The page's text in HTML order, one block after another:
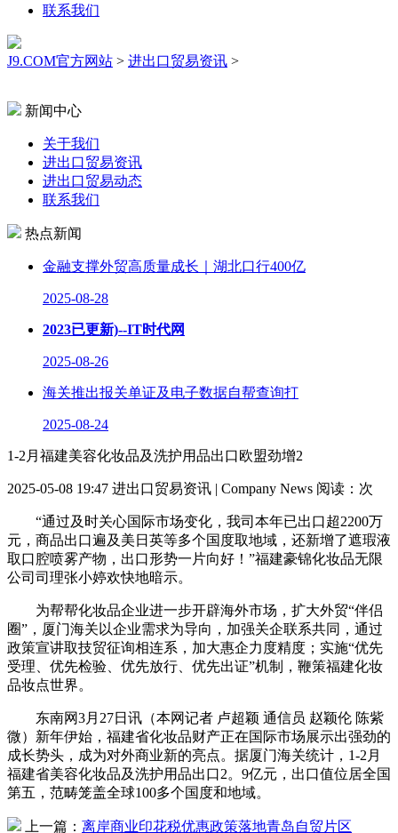
联系我们
J9.COM官方网站 > 进出口贸易资讯 >
新闻中心
关于我们
进出口贸易资讯
进出口贸易动态
联系我们
热点新闻
金融支撑外贸高质量成长｜湖北口行400亿
2025-08-28
2023已更新)--IT时代网
2025-08-26
海关推出报关单证及电子数据自帮查询打
2025-08-24
1-2月福建美容化妆品及洗护用品出口欧盟劲增2
2025-05-08 19:47 进出口贸易资讯 | Company News 阅读： 次
“通过及时关心国际市场变化，我司本年已出口超2200万
元，商品出口遍及美日英等多个国度取地域，还新增了遮瑕液
取口腔喷雾产物，出口形势一片向好！”福建豪锦化妆品无限
公司司理张小婷欢快地暗示。
为帮帮化妆品企业进一步开辟海外市场，扩大外贸“伴侣
圈”，厦门海关以企业需求为导向，加强关企联系共同，通过
政策宣讲取技贸征询相连系，加大惠企力度精度；实施“优先
受理、优先检验、优先放行、优先出证”机制，鞭策福建化妆
品妆点世界。
东南网3月27日讯（本网记者 卢超颖 通信员 赵颖伦 陈紫
微）新年伊始，福建省化妆品财产正在国际市场展示出强劲的
成长势头，成为对外商业新的亮点。据厦门海关统计，1-2月
福建省美容化妆品及洗护用品出口2。9亿元，出口值位居全国
第五，范畴笼盖全球100多个国度和地域。
上一篇： 离岸商业印花税优惠政策落地青岛自贸片区